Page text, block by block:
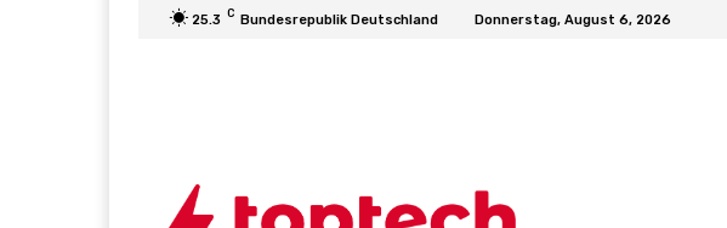
25.3 C Bundesrepublik Deutschland Donnerstag, August 6, 2026